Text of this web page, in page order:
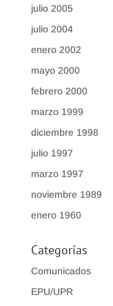
julio 2005
julio 2004
enero 2002
mayo 2000
febrero 2000
marzo 1999
diciembre 1998
julio 1997
marzo 1997
noviembre 1989
enero 1960
Categorías
Comunicados
EPU/UPR